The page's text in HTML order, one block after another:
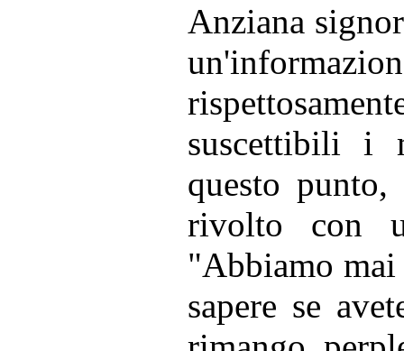
Anziana
suscettibili i
questo
rivolto con
"Abbiamo
sapere se